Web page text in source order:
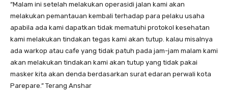
“Malam ini setelah melakukan operasidi jalan kami akan
melakukan pemantauan kembali terhadap para pelaku usaha
apabila ada kami dapatkan tidak mematuhi protokol kesehatan
kami melakukan tindakan tegas kami akan tutup. kalau misalnya
ada warkop atau cafe yang tidak patuh pada jam-jam malam kami
akan melakukan tindakan kami akan tutup yang tidak pakai
masker kita akan denda berdasarkan surat edaran perwali kota
Parepare.” Terang Anshar